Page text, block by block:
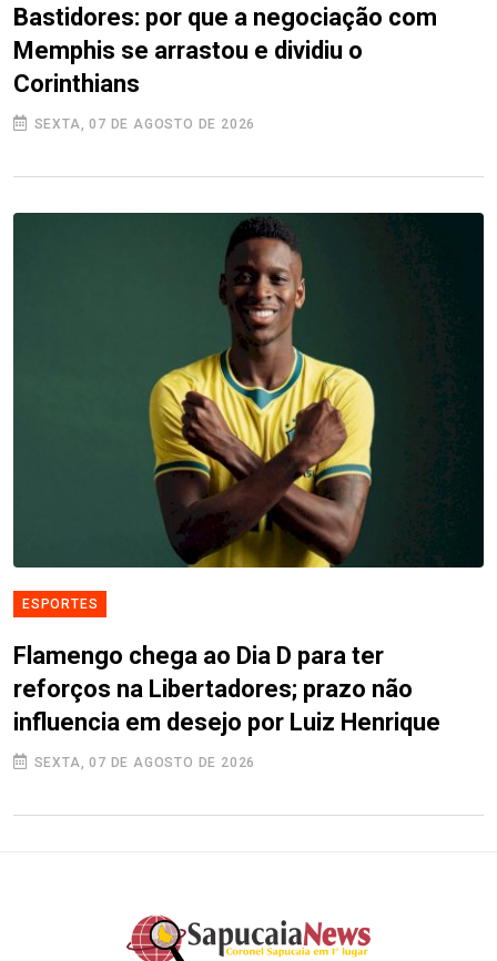
Bastidores: por que a negociação com
Memphis se arrastou e dividiu o
Corinthians
SEXTA, 07 DE AGOSTO DE 2026
ESPORTES
Flamengo chega ao Dia D para ter
reforços na Libertadores; prazo não
influencia em desejo por Luiz Henrique
SEXTA, 07 DE AGOSTO DE 2026